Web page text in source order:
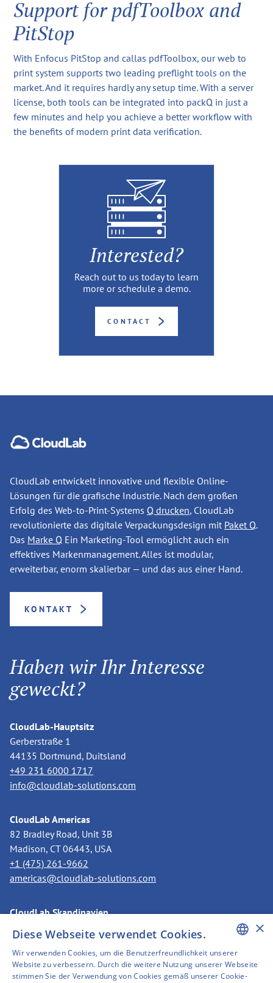
Support for pdfToolbox and
PitStop
With Enfocus PitStop and callas pdfToolbox, our web to
print system supports two leading preflight tools on the
market. And it requires hardly any setup time. With a server
license, both tools can be integrated into packQ in just a
few minutes and help you achieve a better workflow with
the benefits of modern print data verification.
Interested?
Reach out to us today to learn
more or schedule a demo.
CONTACT
CloudLab entwickelt innovative und flexible Online-
Lösungen für die grafische Industrie. Nach dem großen
Erfolg des Web-to-Print-Systems Q drucken, CloudLab
revolutionierte das digitale Verpackungsdesign mit Paket Q.
Das Marke Q Ein Marketing-Tool ermöglicht auch ein
effektives Markenmanagement. Alles ist modular,
erweiterbar, enorm skalierbar — und das aus einer Hand.
KONTAKT
Haben wir Ihr Interesse
geweckt?
CloudLab-Hauptsitz
Gerberstraße 1
44135 Dortmund, Duitsland
+49 231 6000 1717
info@cloudlab-solutions.com
CloudLab Americas
82 Bradley Road, Unit 3B
Madison, CT 06443, USA
+1 (475) 261-9662
americas@cloudlab-solutions.com
CloudLab Skandinavien
11273 Stockholm, Schweden
+46 8 525 199 50
nordics@cloudlab-solutions.com
ENGLISH
×
Diese Webseite verwendet Cookies.
Wir verwenden Cookies, um die Benutzerfreundlichkeit unserer
Website zu verbessern. Durch die weitere Nutzung unserer Webseite
stimmen Sie der Verwendung von Cookies gemäß unserer Cookie-